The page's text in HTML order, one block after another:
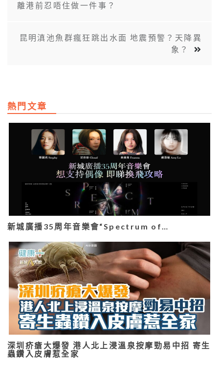
離港前忍唔住做一件事？
昆明滇池魚群瘋狂跳出水面 地震預警？天降異
象？
熱門文章
新城廣播35周年音樂會“Spectrum of…
深圳疥瘡大爆發 港人北上浸溫泉按摩勁易中招 寄生
蟲鑽入皮膚惹全家